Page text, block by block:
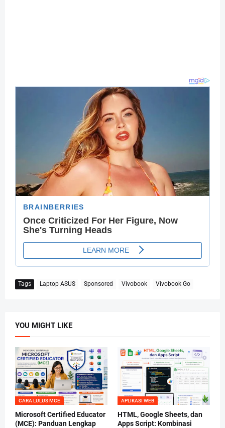
Tags Laptop ASUS Sponsored Vivobook Vivobook Go
YOU MIGHT LIKE
CARA LULUS MCE
Microsoft Certified Educator
(MCE): Panduan Lengkap
APLIKASI WEB
HTML, Google Sheets, dan
Apps Script: Kombinasi